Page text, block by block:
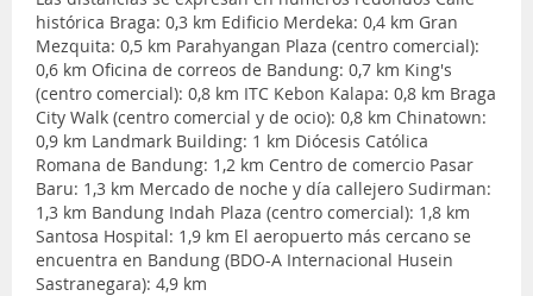
histórica Braga: 0,3 km Edificio Merdeka: 0,4 km Gran
Mezquita: 0,5 km Parahyangan Plaza (centro comercial):
0,6 km Oficina de correos de Bandung: 0,7 km King's
(centro comercial): 0,8 km ITC Kebon Kalapa: 0,8 km Braga
City Walk (centro comercial y de ocio): 0,8 km Chinatown:
0,9 km Landmark Building: 1 km Diócesis Católica
Romana de Bandung: 1,2 km Centro de comercio Pasar
Baru: 1,3 km Mercado de noche y día callejero Sudirman:
1,3 km Bandung Indah Plaza (centro comercial): 1,8 km
Santosa Hospital: 1,9 km El aeropuerto más cercano se
encuentra en Bandung (BDO-A Internacional Husein
Sastranegara): 4,9 km